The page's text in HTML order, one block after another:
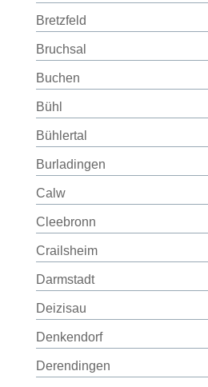
Bretzfeld
Bruchsal
Buchen
Bühl
Bühlertal
Burladingen
Calw
Cleebronn
Crailsheim
Darmstadt
Deizisau
Denkendorf
Derendingen